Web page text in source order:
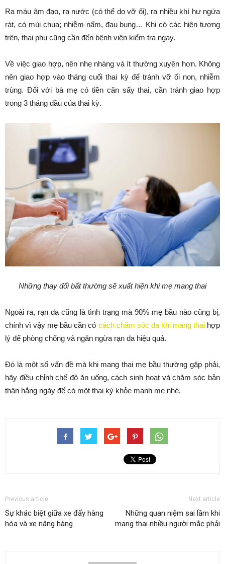
Ra máu âm đạo, ra nước (có thể do vỡ ối), ra nhiều khí hư ngứa
rát, có mùi chua; nhiễm nấm, đau bụng… Khi có các hiện tượng
trên, thai phụ cũng cần đến bệnh viện kiểm tra ngay.
Về việc giao hợp, nên nhẹ nhàng và ít thường xuyên hơn. Không
nên giao hợp vào tháng cuối thai kỳ để tránh vỡ ối non, nhiễm
trùng. Đối với bà mẹ có tiền căn sẩy thai, cần tránh giao hợp
trong 3 tháng đầu của thai kỳ.
Những thay đổi bất thường sẽ xuất hiện khi mẹ mang thai
Ngoài ra, rạn da cũng là tình trạng mà 90% mẹ bầu nào cũng bị,
chính vì vậy mẹ bầu cần có cách chăm sóc da khi mang thaihợp
lý để phòng chống và ngăn ngừa rạn da hiệu quả.
Đó là một số vấn đề mà khi mang thai mẹ bầu thường gặp phải,
hãy điều chỉnh chế độ ăn uống, cách sinh hoạt và chăm sóc bản
thân hằng ngày để có một thai kỳ khỏe mạnh mẹ nhé.
Previous article
Sự khác biệt giữa xe đẩy hàng
hóa và xe nâng hàng
Next article
Những quan niệm sai lầm khi
mang thai nhiều người mắc phải